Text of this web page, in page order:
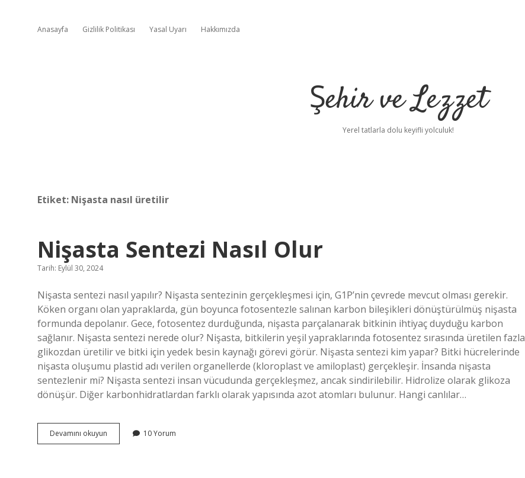
Anasayfa Gizlilik Politikası Yasal Uyarı Hakkımızda
Şehir ve Lezzet
Yerel tatlarla dolu keyifli yolculuk!
Etiket: Nişasta nasıl üretilir
Nişasta Sentezi Nasıl Olur
Tarih: Eylül 30, 2024
Nişasta sentezi nasıl yapılır? Nişasta sentezinin gerçekleşmesi için, G1P’nin çevrede mevcut olması gerekir.
Köken organı olan yapraklarda, gün boyunca fotosentezle salınan karbon bileşikleri dönüştürülmüş nişasta
formunda depolanır. Gece, fotosentez durduğunda, nişasta parçalanarak bitkinin ihtiyaç duyduğu karbon
sağlanır. Nişasta sentezi nerede olur? Nişasta, bitkilerin yeşil yapraklarında fotosentez sırasında üretilen fazla
glikozdan üretilir ve bitki için yedek besin kaynağı görevi görür. Nişasta sentezi kim yapar? Bitki hücrelerinde
nişasta oluşumu plastid adı verilen organellerde (kloroplast ve amiloplast) gerçekleşir. İnsanda nişasta
sentezlenir mi? Nişasta sentezi insan vücudunda gerçekleşmez, ancak sindirilebilir. Hidrolize olarak glikoza
dönüşür. Diğer karbonhidratlardan farklı olarak yapısında azot atomları bulunur. Hangi canlılar…
Devamını okuyun
Sentezi
10 Yorum